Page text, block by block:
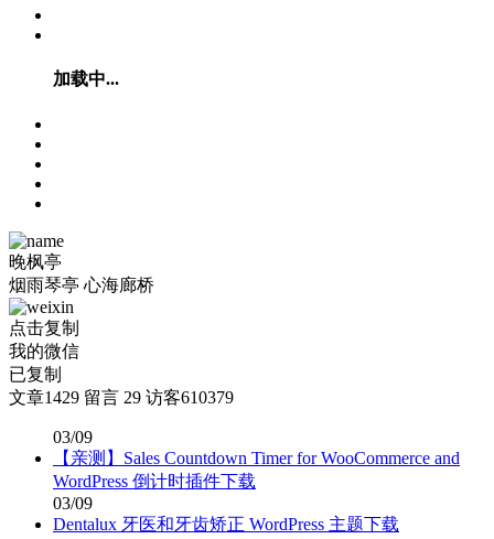
加载中...
晚枫亭
烟雨琴亭 心海廊桥
点击复制
我的微信
已复制
文章1429 留言 29 访客610379
03/09
【亲测】Sales Countdown Timer for WooCommerce and
WordPress 倒计时插件下载
03/09
Dentalux 牙医和牙齿矫正 WordPress 主题下载